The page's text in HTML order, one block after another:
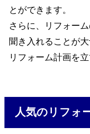
とができます。
さらに、リフォー
聞き入れることが
リフォーム計画を立
人気のリフォ